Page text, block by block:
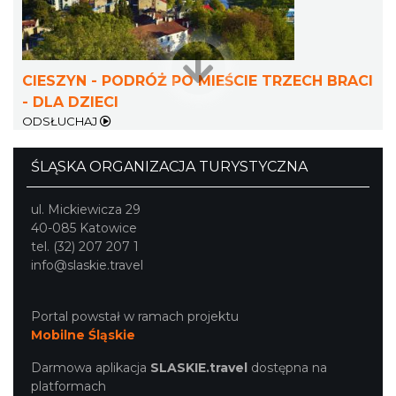
Cieszyn
2026-09-27
1.94 km
XV Skarby z Cieszyńskiej Trówły
Cieszyn
CIESZYN - PODRÓŻ PO MIEŚCIE TRZECH BRACI
- DLA DZIECI
ODSŁUCHAJ
ŚLĄSKA ORGANIZACJA TURYSTYCZNA
ul. Mickiewicza 29
40-085 Katowice
tel. (32) 207 207 1
info@slaskie.travel
Portal powstał w ramach projektu
Mobilne Śląskie
Darmowa aplikacja SLASKIE.travel dostępna na
platformach